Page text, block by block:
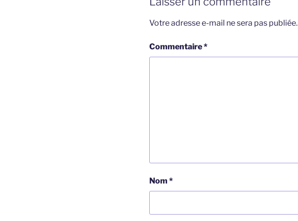
Votre adresse e-mail ne sera pas publiée.
Commentaire*
Nom *